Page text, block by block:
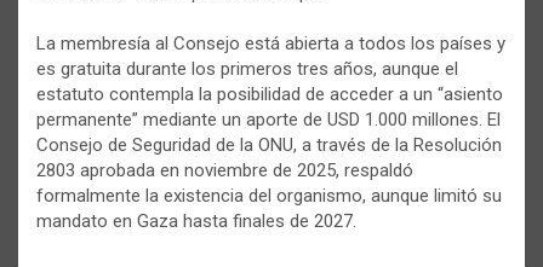
La membresía al Consejo está abierta a todos los países y
es gratuita durante los primeros tres años, aunque el
estatuto contempla la posibilidad de acceder a un “asiento
permanente” mediante un aporte de USD 1.000 millones. El
Consejo de Seguridad de la ONU, a través de la Resolución
2803 aprobada en noviembre de 2025, respaldó
formalmente la existencia del organismo, aunque limitó su
mandato en Gaza hasta finales de 2027.